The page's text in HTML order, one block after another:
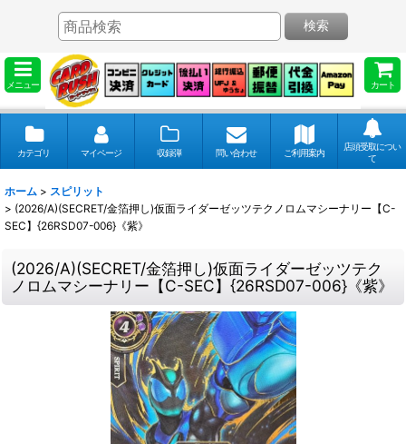
メニュー カート
検索
カテゴリ マイページ 収録弾 問い合わせ ご利用案内
店頭受取につい
て
ホーム > スピリット
> (2026/A)(SECRET/金箔押し)仮面ライダーゼッツテクノロムマシーナリー【C-
SEC】{26RSD07-006}《紫》
(2026/A)(SECRET/金箔押し)仮面ライダーゼッツテク
ノロムマシーナリー【C-SEC】{26RSD07-006}《紫》